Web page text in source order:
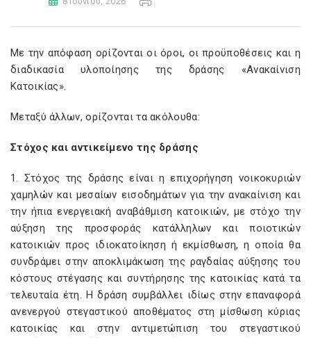
Με την απόφαση ορίζονται οι όροι, οι προϋποθέσεις και η
διαδικασία υλοποίησης της δράσης «Ανακαίνιση
Κατοικίας».
Μεταξύ άλλων, ορίζονται τα ακόλουθα:
Στόχος και αντικείμενο της δράσης
1. Στόχος της δράσης είναι η επιχορήγηση νοικοκυριών
χαμηλών και μεσαίων εισοδημάτων για την ανακαίνιση και
την ήπια ενεργειακή αναβάθμιση κατοικιών, με στόχο την
αύξηση της προσφοράς κατάλληλων και ποιοτικών
κατοικιών προς ιδιοκατοίκηση ή εκμίσθωση, η οποία θα
συνδράμει στην αποκλιμάκωση της ραγδαίας αύξησης του
κόστους στέγασης και συντήρησης της κατοικίας κατά τα
τελευταία έτη. Η δράση συμβάλλει ιδίως στην επαναφορά
ανενεργού στεγαστικού αποθέματος στη μίσθωση κύριας
κατοικίας και στην αντιμετώπιση του στεγαστικού